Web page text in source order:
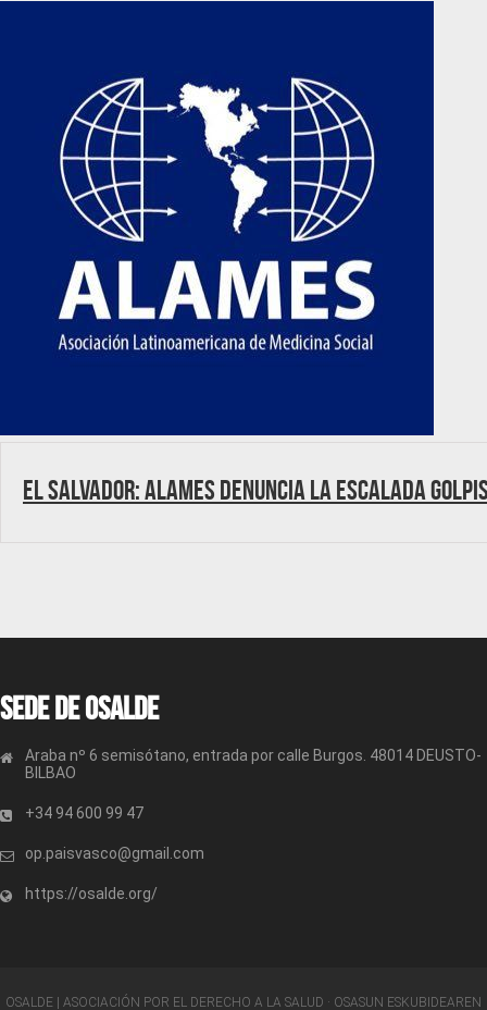
El Salvador: ALAMES denuncia la escalada
Sede de OSALDE
Araba nº 6 semisótano, entrada por calle Burgos. 48014 DEUSTO-
BILBAO
+34 94 600 99 47
op.paisvasco@gmail.com
https://osalde.org/
OSALDE | ASOCIACIÓN POR EL DERECHO A LA SALUD · OSASUN ESKUBIDEAREN